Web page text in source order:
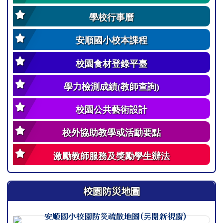
學校行事曆
安順國小校本課程
校園食材登錄平臺
學力檢測成績(教師查詢)
校園公共藝術設計
校外協助教學或活動要點
激勵教師服務及獎勵學生辦法
校園防災地圖